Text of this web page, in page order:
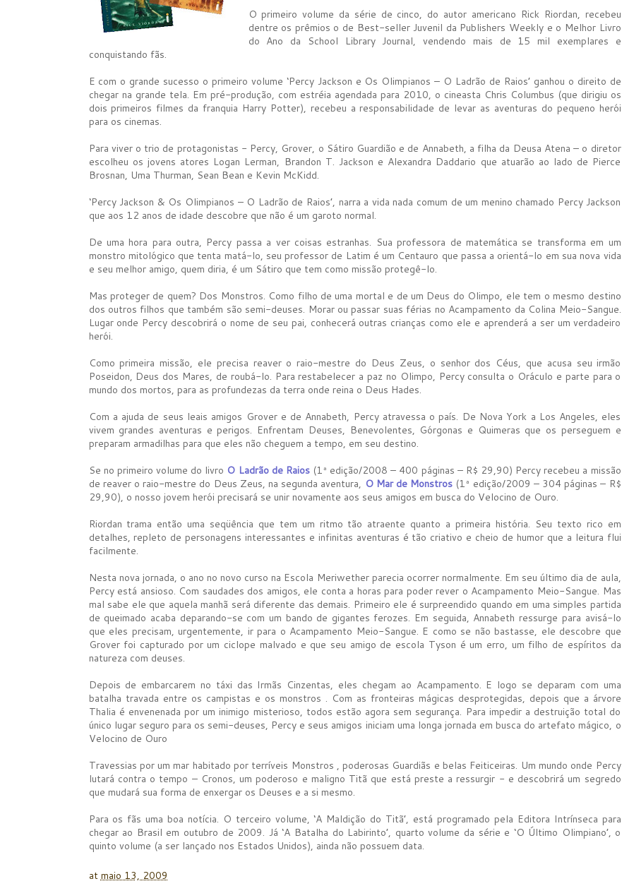
O primeiro volume da série de cinco, do autor americano Rick Riordan, recebeu
dentre os prêmios o de Best-seller Juvenil da Publishers Weekly e o Melhor Livro
do Ano da School Library Journal, vendendo mais de 15 mil exemplares e
conquistando fãs.
E com o grande sucesso o primeiro volume ‘Percy Jackson e Os Olimpianos – O Ladrão de Raios’ ganhou o direito de
chegar na grande tela. Em pré-produção, com estréia agendada para 2010, o cineasta Chris Columbus (que dirigiu os
dois primeiros filmes da franquia Harry Potter), recebeu a responsabilidade de levar as aventuras do pequeno herói
para os cinemas.
Para viver o trio de protagonistas - Percy, Grover, o Sátiro Guardião e de Annabeth, a filha da Deusa Atena – o diretor
escolheu os jovens atores Logan Lerman, Brandon T. Jackson e Alexandra Daddario que atuarão ao lado de Pierce
Brosnan, Uma Thurman, Sean Bean e Kevin McKidd.
‘Percy Jackson & Os Olimpianos – O Ladrão de Raios’, narra a vida nada comum de um menino chamado Percy Jackson
que aos 12 anos de idade descobre que não é um garoto normal.
De uma hora para outra, Percy passa a ver coisas estranhas. Sua professora de matemática se transforma em um
monstro mitológico que tenta matá-lo, seu professor de Latim é um Centauro que passa a orientá-lo em sua nova vida
e seu melhor amigo, quem diria, é um Sátiro que tem como missão protegê-lo.
Mas proteger de quem? Dos Monstros. Como filho de uma mortal e de um Deus do Olimpo, ele tem o mesmo destino
dos outros filhos que também são semi-deuses. Morar ou passar suas férias no Acampamento da Colina Meio-Sangue.
Lugar onde Percy descobrirá o nome de seu pai, conhecerá outras crianças como ele e aprenderá a ser um verdadeiro
herói.
Como primeira missão, ele precisa reaver o raio-mestre do Deus Zeus, o senhor dos Céus, que acusa seu irmão
Poseidon, Deus dos Mares, de roubá-lo. Para restabelecer a paz no Olimpo, Percy consulta o Oráculo e parte para o
mundo dos mortos, para as profundezas da terra onde reina o Deus Hades.
Com a ajuda de seus leais amigos Grover e de Annabeth, Percy atravessa o país. De Nova York a Los Angeles, eles
vivem grandes aventuras e perigos. Enfrentam Deuses, Benevolentes, Górgonas e Quimeras que os perseguem e
preparam armadilhas para que eles não cheguem a tempo, em seu destino.
Se no primeiro volume do livro O Ladrão de Raios(1ª edição/2008 – 400 páginas – R$ 29,90) Percy recebeu a missão
de reaver o raio-mestre do Deus Zeus, na segunda aventura, O Mar de Monstros (1ª edição/2009 – 304 páginas – R$
29,90), o nosso jovem herói precisará se unir novamente aos seus amigos em busca do Velocino de Ouro.
Riordan trama então uma seqüência que tem um ritmo tão atraente quanto a primeira história. Seu texto rico em
detalhes, repleto de personagens interessantes e infinitas aventuras é tão criativo e cheio de humor que a leitura flui
facilmente.
Nesta nova jornada, o ano no novo curso na Escola Meriwether parecia ocorrer normalmente. Em seu último dia de aula,
Percy está ansioso. Com saudades dos amigos, ele conta a horas para poder rever o Acampamento Meio-Sangue. Mas
mal sabe ele que aquela manhã será diferente das demais. Primeiro ele é surpreendido quando em uma simples partida
de queimado acaba deparando-se com um bando de gigantes ferozes. Em seguida, Annabeth ressurge para avisá-lo
que eles precisam, urgentemente, ir para o Acampamento Meio-Sangue. E como se não bastasse, ele descobre que
Grover foi capturado por um ciclope malvado e que seu amigo de escola Tyson é um erro, um filho de espíritos da
natureza com deuses.
Depois de embarcarem no táxi das Irmãs Cinzentas, eles chegam ao Acampamento. E logo se deparam com uma
batalha travada entre os campistas e os monstros . Com as fronteiras mágicas desprotegidas, depois que a árvore
Thalia é envenenada por um inimigo misterioso, todos estão agora sem segurança. Para impedir a destruição total do
único lugar seguro para os semi-deuses, Percy e seus amigos iniciam uma longa jornada em busca do artefato mágico, o
Velocino de Ouro
Travessias por um mar habitado por terríveis Monstros , poderosas Guardiãs e belas Feiticeiras. Um mundo onde Percy
lutará contra o tempo – Cronos, um poderoso e maligno Titã que está preste a ressurgir - e descobrirá um segredo
que mudará sua forma de enxergar os Deuses e a si mesmo.
Para os fãs uma boa notícia. O terceiro volume, ‘A Maldição do Titã’, está programado pela Editora Intrínseca para
chegar ao Brasil em outubro de 2009. Já ‘A Batalha do Labirinto’, quarto volume da série e ‘O Último Olimpiano’, o
quinto volume (a ser lançado nos Estados Unidos), ainda não possuem data.
atmaio 13, 2009